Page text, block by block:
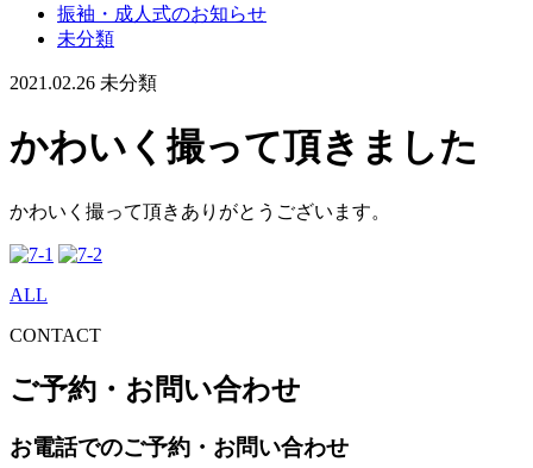
振袖・成人式のお知らせ
未分類
2021.02.26 未分類
かわいく撮って頂きました
かわいく撮って頂きありがとうございます。
ALL
CONTACT
ご予約・お問い合わせ
お電話でのご予約・お問い合わせ